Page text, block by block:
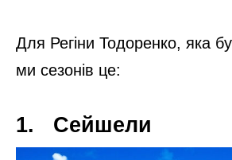
Для Регіни Тодоренко, яка
ми сезонів це:
1. Сейшели